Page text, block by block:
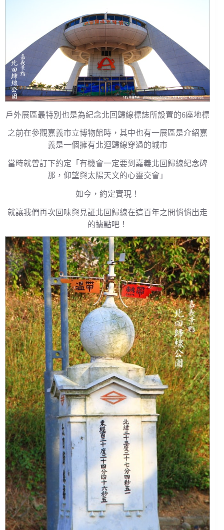
戶外展區最特別也是為紀念北回歸線標誌所設置的6座地標
之前在參觀嘉義市立博物館時，其中也有一展區是介紹嘉
義是一個擁有北迴歸線穿過的城市
當時就曾訂下約定「有機會一定要到嘉義北回歸線紀念碑
那，仰望與太陽天文的心靈交會」
如今，約定實現！
就讓我們再次回味與見証北回歸線在這百年之間悄悄出走
的據點吧！